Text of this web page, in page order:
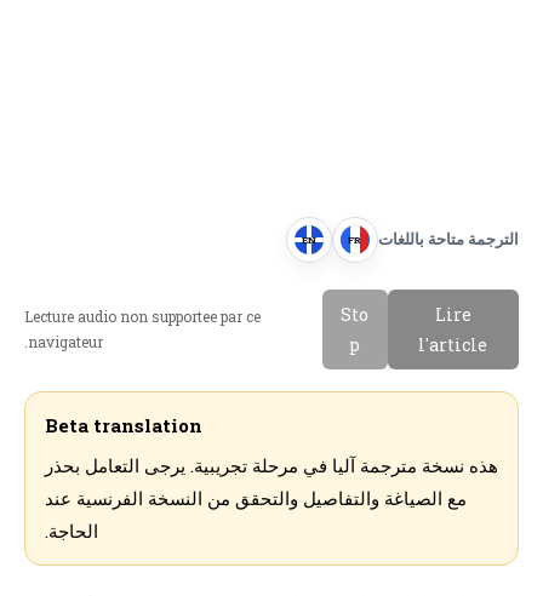
الترجمة متاحة باللغات FR
F
r
a
n
i
EN
E
Lire
l'article
Sto
p
Lecture audio non supportee par ce
navigateur.
Beta translation
هذه نسخة مترجمة آليا في مرحلة تجريبية. يرجى التعامل بحذر
مع الصياغة والتفاصيل والتحقق من النسخة الفرنسية عند
الحاجة.